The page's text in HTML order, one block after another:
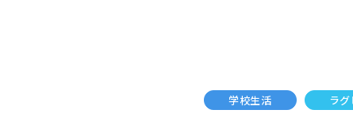
学校生活 ラ